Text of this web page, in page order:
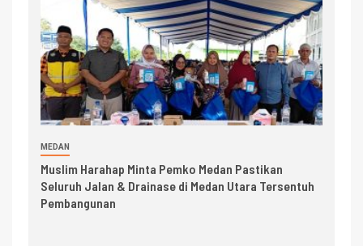
MEDAN
Muslim Harahap Minta Pemko Medan Pastikan
Seluruh Jalan & Drainase di Medan Utara Tersentuh
Pembangunan